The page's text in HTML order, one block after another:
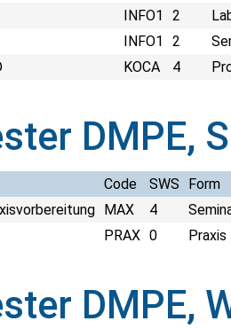
INFO1 2
INFO1 2
KOCA 4
DMPE,
Code SWS
Form
MAX 4
PRAX 0 Praxis
DMPE,